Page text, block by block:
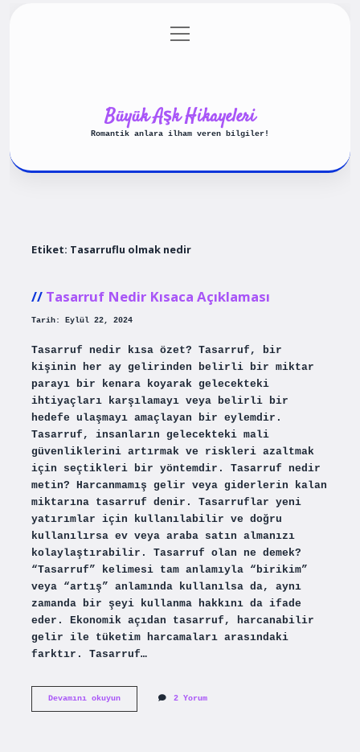
Gizlilik Politikası
menüyü
aç
Büyük Aşk Hikayeleri
Romantik anlara ilham veren bilgiler!
Etiket: Tasarruflu olmak nedir
Tasarruf Nedir Kısaca Açıklaması
Tarih: Eylül 22, 2024
Tasarruf nedir kısa özet? Tasarruf, bir
kişinin her ay gelirinden belirli bir miktar
parayı bir kenara koyarak gelecekteki
ihtiyaçları karşılamayı veya belirli bir
hedefe ulaşmayı amaçlayan bir eylemdir.
Tasarruf, insanların gelecekteki mali
güvenliklerini artırmak ve riskleri azaltmak
için seçtikleri bir yöntemdir. Tasarruf nedir
metin? Harcanmamış gelir veya giderlerin kalan
miktarına tasarruf denir. Tasarruflar yeni
yatırımlar için kullanılabilir ve doğru
kullanılırsa ev veya araba satın almanızı
kolaylaştırabilir. Tasarruf olan ne demek?
“Tasarruf” kelimesi tam anlamıyla “birikim”
veya “artış” anlamında kullanılsa da, aynı
zamanda bir şeyi kullanma hakkını da ifade
eder. Ekonomik açıdan tasarruf, harcanabilir
gelir ile tüketim harcamaları arasındaki
farktır. Tasarruf…
Devamını okuyunTasarruf
2 Yorum